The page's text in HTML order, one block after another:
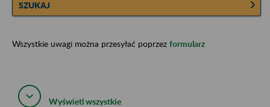
SZUKAJ
Wszystkie uwagi można przesyłać poprzez formularz
Wyświetl wszystkie